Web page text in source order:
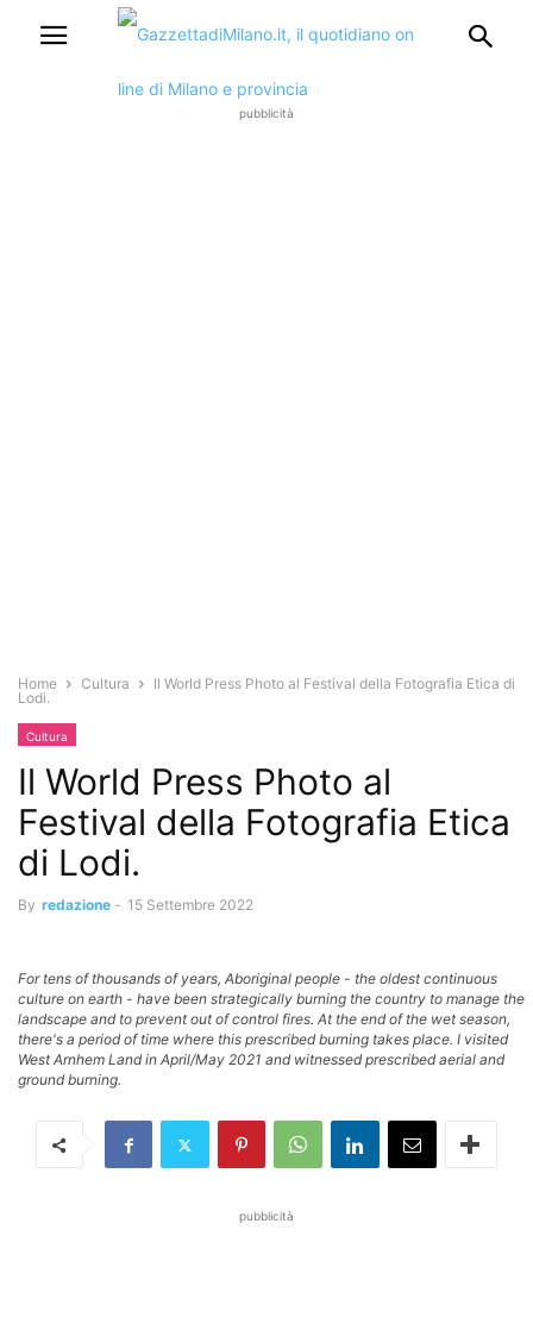
pubblicità
Home Cultura
Il World Press Photo al Festival della Fotografia Etica di
Lodi.
Cultura
Il World Press Photo al
Festival della Fotografia Etica
di Lodi.
By redazione - 15 Settembre 2022
For tens of thousands of years, Aboriginal people - the oldest continuous
culture on earth - have been strategically burning the country to manage the
landscape and to prevent out of control fires. At the end of the wet season,
there's a period of time where this prescribed burning takes place. I visited
West Arnhem Land in April/May 2021 and witnessed prescribed aerial and
ground burning.
pubblicità